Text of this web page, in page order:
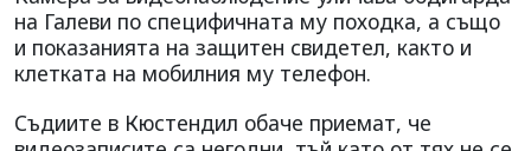
на Галеви по специфичната му походка, а също
и показанията на защитен свидетел, както и
клетката на мобилния му телефон.
Съдиите в Кюстендил обаче приемат, че